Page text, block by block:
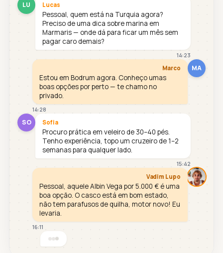
LU Lucas
Pessoal, quem está na Turquia agora?
Preciso de uma dica sobre marina em
Marmaris — onde dá para ficar um mês sem
pagar caro demais?
14:23
MA
Marco
Estou em Bodrum agora. Conheço umas
boas opções por perto — te chamo no
privado.
14:28
SO Sofia
Procuro prática em veleiro de 30–40 pés.
Tenho experiência, topo um cruzeiro de 1–2
semanas para qualquer lado.
15:42
Vadim Lupo
Pessoal, aquele Albin Vega por 5.000 € é uma
boa opção. O casco está em bom estado,
não tem parafusos de quilha, motor novo! Eu
levaria.
16:11